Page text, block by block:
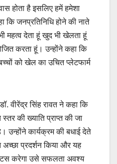
होता है इसलिए हमें हमेशा
कि जनप्रतिनिधि होने की नाते
महत्व देता हूं खुद भी खेलता हूं
करता हूं। उन्होंने कहा कि
को खेल का उचित प्लेटफार्म
वीरेंद्र सिंह रावत ने कहा कि
की ख्याति प्राप्त की जा
कार्यक्रम की बधाई देते
प्रदर्शन किया और यह
करेगा उसे सफलता अवश्य